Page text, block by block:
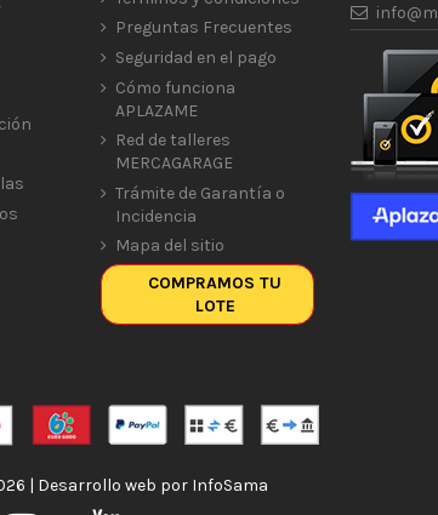
Preguntas Frecuentes
Seguridad en el pago
Cómo funciona
APLAZAME
Red de talleres
MERCAGARAGE
Trámite de Garantía o
Incidencia
Mapa del sitio
COMPRAMOS TU
LOTE
| Desarrollo web por InfoSama